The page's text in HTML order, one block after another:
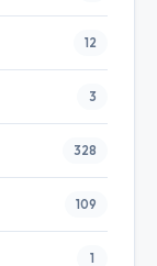
12
3
328
109
1